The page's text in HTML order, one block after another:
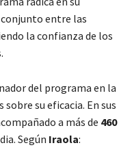
entre las
la confianza de los
del programa en la
su eficacia. En sus
a más de 460
Según Iraola: